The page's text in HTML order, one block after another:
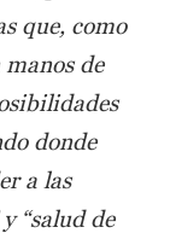
que, como
manos de
donde
a las
“salud de